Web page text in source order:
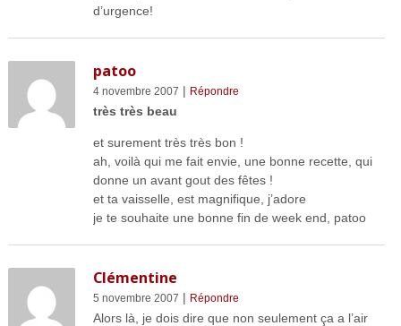
d’urgence!
patoo
4 novembre 2007 | Répondre
très très beau
et surement très très bon !
ah, voilà qui me fait envie, une bonne recette, qui
donne un avant gout des fêtes !
et ta vaisselle, est magnifique, j’adore
je te souhaite une bonne fin de week end, patoo
Clémentine
5 novembre 2007 | Répondre
Alors là, je dois dire que non seulement ça a l’air